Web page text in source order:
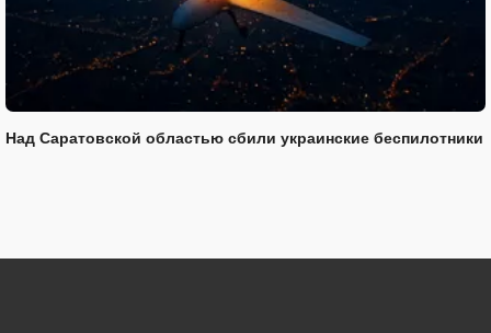
Над Саратовской областью сбили украинские беспилотники